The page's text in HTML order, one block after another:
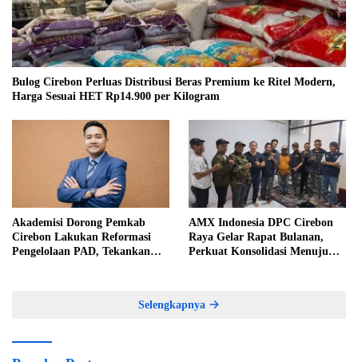
Bulog Cirebon Perluas Distribusi Beras Premium ke Ritel Modern,
Harga Sesuai HET Rp14.900 per Kilogram
Akademisi Dorong Pemkab
Cirebon Lakukan Reformasi
Pengelolaan PAD, Tekankan
AMX Indonesia DPC Cirebon
Raya Gelar Rapat Bulanan,
Perkuat Konsolidasi Menuju
Selengkapnya